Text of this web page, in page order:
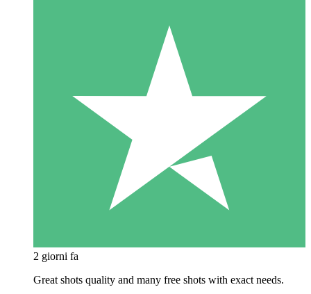
2 giorni fa
Great shots quality and many free shots with exact needs.